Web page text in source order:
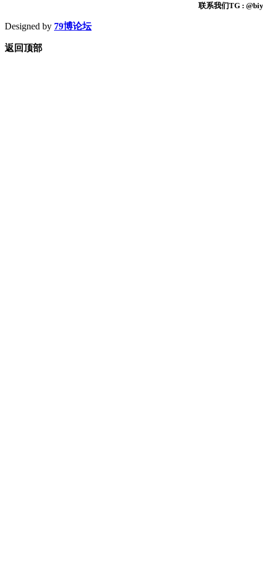
联系我们TG :
Designed by 79博论坛
返回顶部